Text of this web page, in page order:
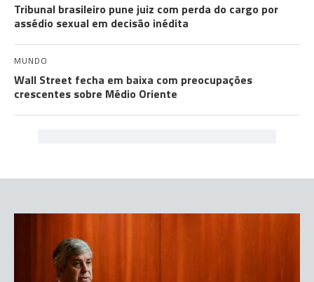
Tribunal brasileiro pune juiz com perda do cargo por
assédio sexual em decisão inédita
MUNDO
Wall Street fecha em baixa com preocupações
crescentes sobre Médio Oriente